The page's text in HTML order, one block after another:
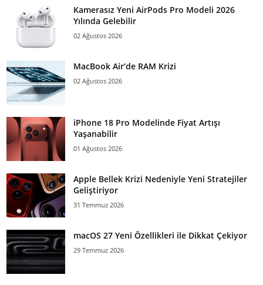
Kamerasız Yeni AirPods Pro Modeli 2026
Yılında Gelebilir
02 Ağustos 2026
MacBook Air’de RAM Krizi
02 Ağustos 2026
iPhone 18 Pro Modelinde Fiyat Artışı
Yaşanabilir
01 Ağustos 2026
Apple Bellek Krizi Nedeniyle Yeni Stratejiler
Geliştiriyor
31 Temmuz 2026
macOS 27 Yeni Özellikleri ile Dikkat Çekiyor
29 Temmuz 2026